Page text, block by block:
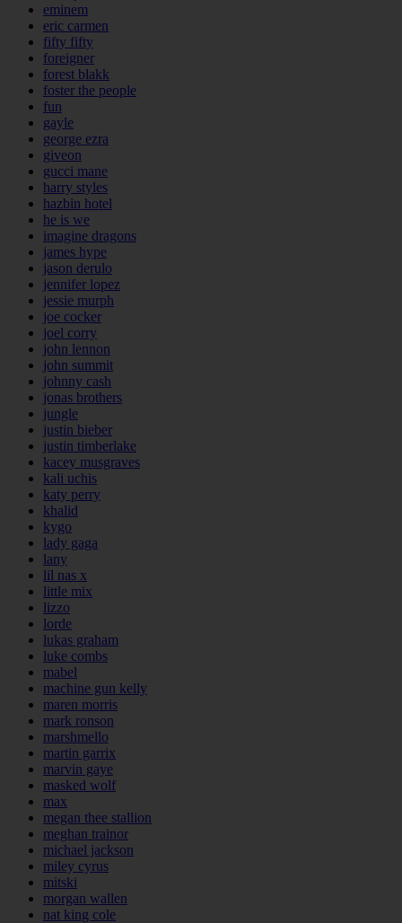
eminem
eric carmen
fifty fifty
foreigner
forest blakk
foster the people
fun
gayle
george ezra
giveon
gucci mane
harry styles
hazbin hotel
he is we
imagine dragons
james hype
jason derulo
jennifer lopez
jessie murph
joe cocker
joel corry
john lennon
john summit
johnny cash
jonas brothers
jungle
justin bieber
justin timberlake
kacey musgraves
kali uchis
katy perry
khalid
kygo
lady gaga
lany
lil nas x
little mix
lizzo
lorde
lukas graham
luke combs
mabel
machine gun kelly
maren morris
mark ronson
marshmello
martin garrix
marvin gaye
masked wolf
max
megan thee stallion
meghan trainor
michael jackson
miley cyrus
mitski
morgan wallen
nat king cole